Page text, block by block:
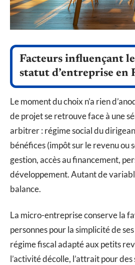
Facteurs influençant
statut d’entreprise en
Le moment du choix n’a rien
de projet se retrouve face à une
arbitrer : régime social du
bénéfices (impôt sur le revenu ou
gestion, accès au financement,
développement. Autant de
balance.
La micro-entreprise conserve la
personnes pour la simplicité de
régime fiscal adapté aux petits
l’activité décolle, l’attrait pour